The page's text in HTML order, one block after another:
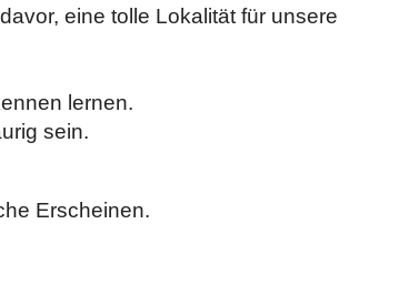
eine tolle Lokalität für unsere
lernen.
sein.
Erscheinen.